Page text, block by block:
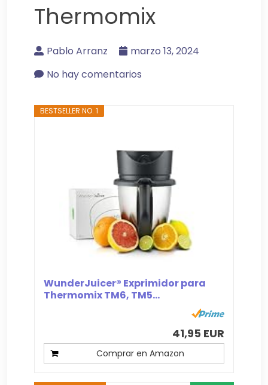
Thermomix
Pablo Arranz
marzo 13, 2024
No hay comentarios
BESTSELLER NO. 1
WunderJuicer® Exprimidor para
Thermomix TM6, TM5...
41,95 EUR
Comprar en Amazon